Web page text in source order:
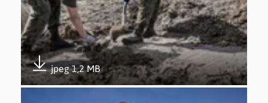
jpeg 1,2 MB
Pobierz załącznik